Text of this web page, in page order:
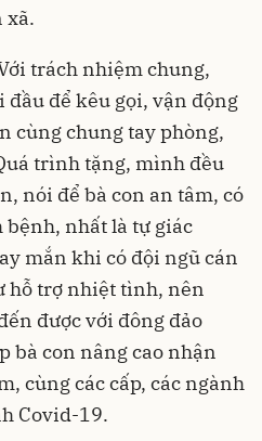
xã.
trách nhiệm chung,
để kêu gọi, vận động
cùng chung tay phòng,
trình tặng, mình đều
nói để bà con an tâm, có
nhất là tự giác
mắn khi có đội ngũ cán
hỗ trợ nhiệt tình, nên
được với đông đảo
bà con nâng cao nhận
cùng các cấp, các ngành
Covid-19.